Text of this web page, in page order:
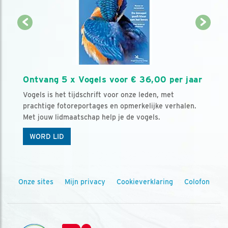
Ontvang 5 x Vogels voor € 36,00 per jaar
Vogels is het tijdschrift voor onze leden, met
prachtige fotoreportages en opmerkelijke verhalen.
Met jouw lidmaatschap help je de vogels.
WORD LID
Onze sites Mijn privacy Cookieverklaring Colofon